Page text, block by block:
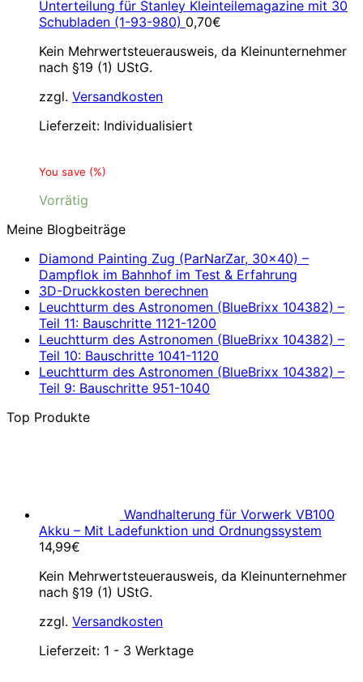
Unterteilung für Stanley Kleinteilemagazine mit 30
Schubladen (1-93-980) 0,70€
Kein Mehrwertsteuerausweis, da Kleinunternehmer
nach §19 (1) UStG.
zzgl. Versandkosten
Lieferzeit: Individualisiert
You save (%)
Vorrätig
Meine Blogbeiträge
Diamond Painting Zug (ParNarZar, 30×40) –
Dampflok im Bahnhof im Test & Erfahrung
3D-Druckkosten berechnen
Leuchtturm des Astronomen (BlueBrixx 104382) –
Teil 11: Bauschritte 1121-1200
Leuchtturm des Astronomen (BlueBrixx 104382) –
Teil 10: Bauschritte 1041-1120
Leuchtturm des Astronomen (BlueBrixx 104382) –
Teil 9: Bauschritte 951-1040
Top Produkte
Wandhalterung für Vorwerk VB100
Akku – Mit Ladefunktion und Ordnungssystem
14,99€
Kein Mehrwertsteuerausweis, da Kleinunternehmer
nach §19 (1) UStG.
zzgl. Versandkosten
Lieferzeit: 1 - 3 Werktage